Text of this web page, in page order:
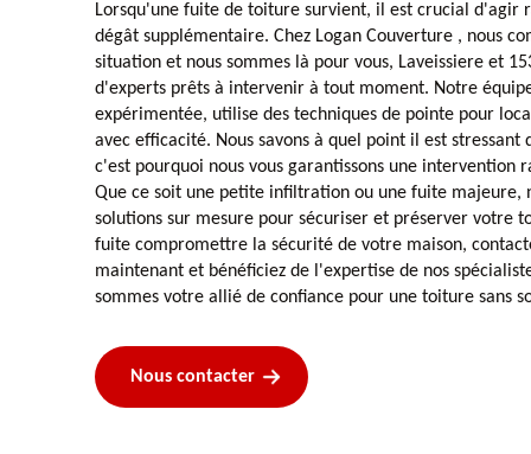
Lorsqu'une fuite de toiture survient, il est crucial d'agir
dégât supplémentaire. Chez Logan Couverture , nous
situation et nous sommes là pour vous, Laveissiere et
d'experts prêts à intervenir à tout moment. Notre
expérimentée, utilise des techniques de pointe pour
avec efficacité. Nous savons à quel point il est
c'est pourquoi nous vous garantissons une intervention
Que ce soit une petite infiltration ou une fuite majeure,
solutions sur mesure pour sécuriser et préserver votre
fuite compromettre la sécurité de votre maison,
maintenant et bénéficiez de l'expertise de nos
sommes votre allié de confiance pour une toiture sans
Nous contacter